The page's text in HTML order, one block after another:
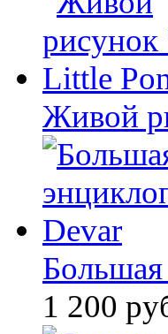
Живой
1 200